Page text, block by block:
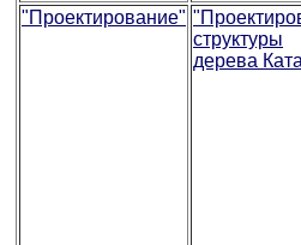
"Проектирование"
структуры
дерева